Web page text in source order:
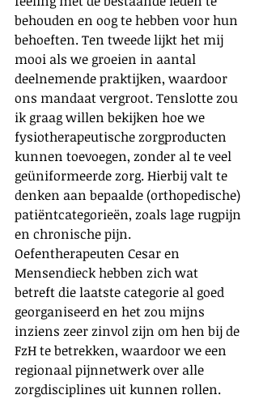
behouden en oog te hebben voor hun
behoeften. Ten tweede lijkt het mij
mooi als we groeien in aantal
deelnemende praktijken, waardoor
ons mandaat vergroot. Tenslotte zou
ik graag willen bekijken hoe we
fysiotherapeutische zorgproducten
kunnen toevoegen, zonder al te veel
geüniformeerde zorg. Hierbij valt te
denken aan bepaalde (orthopedische)
patiëntcategorieën, zoals lage rugpijn
en chronische pijn.
Oefentherapeuten Cesar en
Mensendieck hebben zich wat
betreft die laatste categorie al goed
georganiseerd en het zou mijns
inziens zeer zinvol zijn om hen bij de
FzH te betrekken, waardoor we een
regionaal pijnnetwerk over alle
zorgdisciplines uit kunnen rollen.